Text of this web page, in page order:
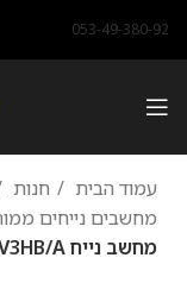
053-49-380-92
עמוד הבית חנות
מחשבים נייחים
מחשב נייח M1 Apple M1 Max chip MJMV3HB/A